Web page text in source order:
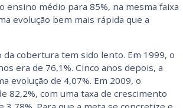
ensino médio para 85%, na mesma faixa
evolução bem mais rápida que a
cobertura tem sido lento. Em 1999, o
era de 76,1%. Cinco anos depois, a
evolução de 4,07%. Em 2009, o
82,2%, com uma taxa de crescimento